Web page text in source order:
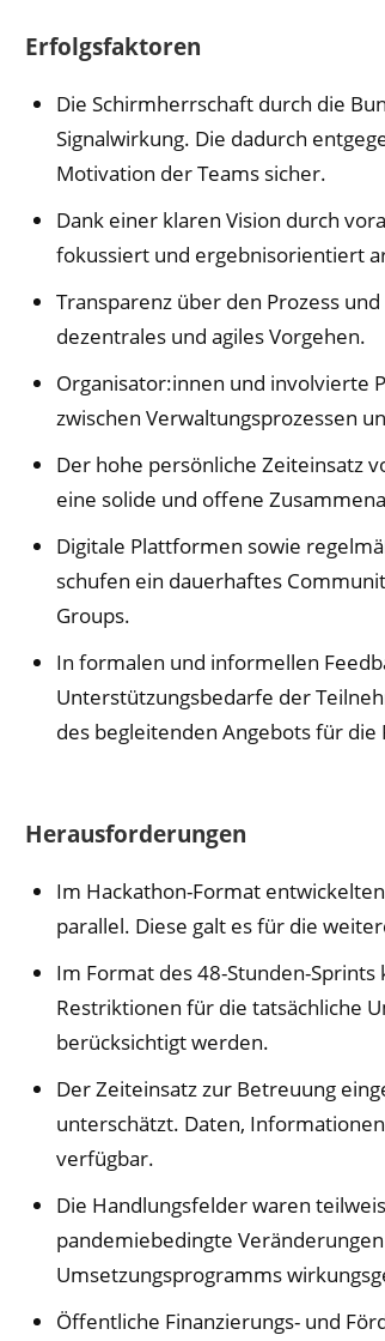
Erfolgsfaktoren
Die Schirmherrschaft durch die
Signalwirkung. Die dadurch
Motivation der Teams sicher.
Dank einer klaren Vision durch
fokussiert und ergebnisorientiert
Transparenz über den Prozess
dezentrales und agiles Vorgehen.
Organisator:innen und involvierte
zwischen Verwaltungsprozessen
Der hohe persönliche Zeiteinsatz
eine solide und offene
Digitale Plattformen sowie
schufen ein dauerhaftes
Groups.
In formalen und informellen
Unterstützungsbedarfe der
des begleitenden Angebots für
Herausforderungen
Im Hackathon-Format
parallel. Diese galt es für die
Im Format des 48-Stunden-
Restriktionen für die tatsächliche
berücksichtigt werden.
Der Zeiteinsatz zur Betreuung
unterschätzt. Daten,
verfügbar.
Die Handlungsfelder waren
pandemiebedingte
Umsetzungsprogramms
Öffentliche Finanzierungs- und